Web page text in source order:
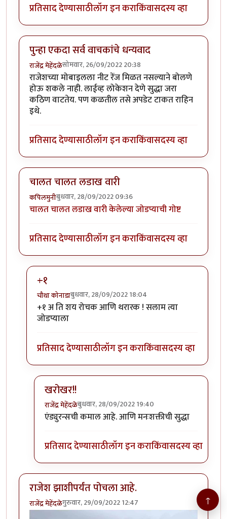
प्रतिसाद देण्यासाठीलॉग इन कराकिंवासदस्य व्हा
पुन्हा एकदा सर्व वाचकांचे धन्यवाद
राजेंद्र मेहेंदळेसोमवार, 26/09/2022 20:38
राजेशच्या मोबाइलला नीट रेंज मिळत नसल्याने बोलणे
होऊ शकले नाही. लाईव्ह लोकेशन देणे सुद्धा जरा
कठिण वाटतेय. पण कळतील तसे अपडेट टाकत राहिन
इथे.
प्रतिसाद देण्यासाठीलॉग इन कराकिंवासदस्य व्हा
चालत चालत लडाख वारी
कपिलमुनीबुधवार, 28/09/2022 09:36
चालत चालत लडाख वारी केलेल्या जोडप्याची गोष्ट
प्रतिसाद देण्यासाठीलॉग इन कराकिंवासदस्य व्हा
+१
चौथा कोनाडाबुधवार, 28/09/2022 18:04
In reply toचालत चालत लडाख वारीbyकपिलमुनी
+१ अ ति शय रोचक आणि थरारक ! सलाम त्या
जोडप्याला
प्रतिसाद देण्यासाठीलॉग इन कराकिंवासदस्य व्हा
खरोखर!!
राजेंद्र मेहेंदळेबुधवार, 28/09/2022 19:40
In reply to+१byचौथा कोनाडा
एंड्युरन्सची कमाल आहे. आणि मनःशक्तीची सुद्धा
प्रतिसाद देण्यासाठीलॉग इन कराकिंवासदस्य व्हा
राजेश झाशीपर्यंत पोचला आहे.
राजेंद्र मेहेंदळेगुरुवार, 29/09/2022 12:47 ↑